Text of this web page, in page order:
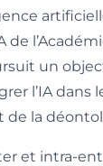
un
l’IA
de la
et intra-